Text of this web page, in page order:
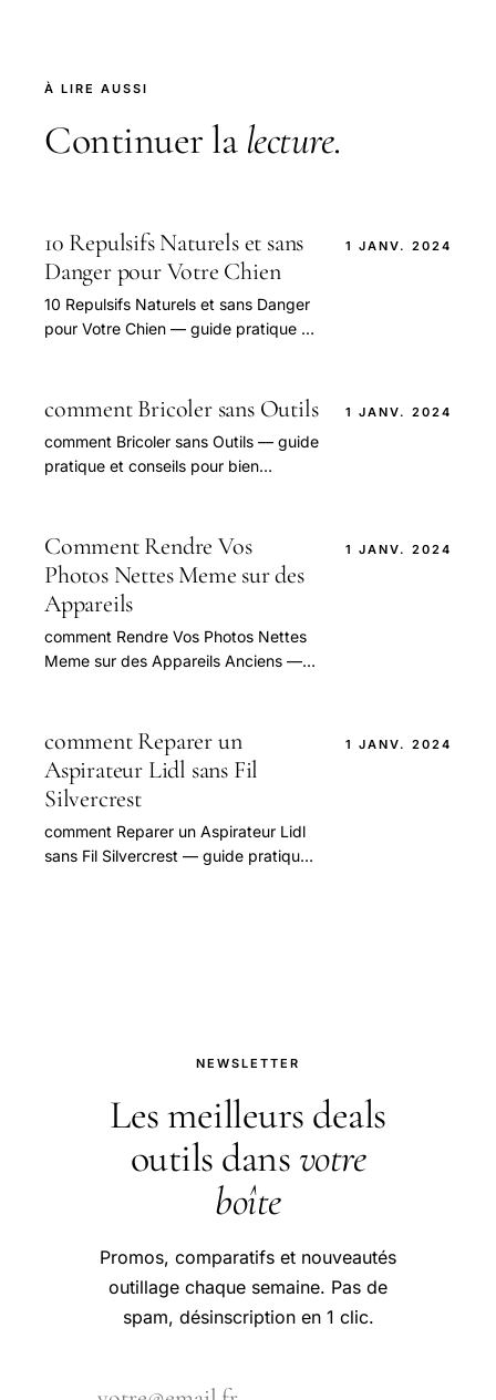
À LIRE AUSSI
Continuer la lecture.
10 Repulsifs Naturels et sans
Danger pour Votre Chien
10 Repulsifs Naturels et sans Danger
pour Votre Chien — guide pratique et
1 JANV. 2024
comment Bricoler sans Outils
comment Bricoler sans Outils — guide
pratique et conseils pour bien
précautions à prendre.
1 JANV. 2024
Comment Rendre Vos
Photos Nettes Meme sur des
Appareils
comment Rendre Vos Photos Nettes
Meme sur des Appareils Anciens —
1 JANV. 2024
comment Reparer un
Aspirateur Lidl sans Fil
Silvercrest
comment Reparer un Aspirateur Lidl
sans Fil Silvercrest — guide pratique
1 JANV. 2024
NEWSLETTER
Les meilleurs deals
outils dansvotre
boîte
Promos, comparatifs et nouveautés
outillage chaque semaine. Pas de
spam, désinscription en 1 clic.